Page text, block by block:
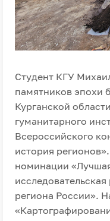
Студент КГУ
памятников эпохи
Курганской
гуманитарного
Всероссийского
история
номинации
региона России».